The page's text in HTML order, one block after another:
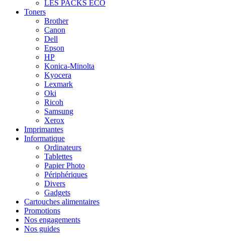
LES PACKS ECO
Toners
Brother
Canon
Dell
Epson
HP
Konica-Minolta
Kyocera
Lexmark
Oki
Ricoh
Samsung
Xerox
Imprimantes
Informatique
Ordinateurs
Tablettes
Papier Photo
Périphériques
Divers
Gadgets
Cartouches alimentaires
Promotions
Nos engagements
Nos guides